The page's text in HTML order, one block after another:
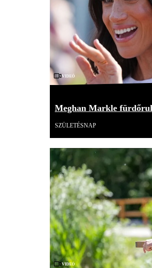
Videó
Meghan Markle
SZÜLETÉSNAP
Videó